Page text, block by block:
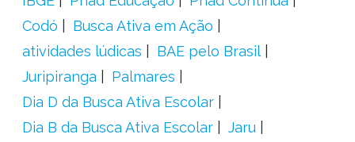
Codó
Busca Ativa em Ação
atividades lúdicas
BAE pelo Brasil
Juripiranga
Palmares
Dia D da Busca Ativa Escolar
Dia B da Busca Ativa Escolar
Jaru